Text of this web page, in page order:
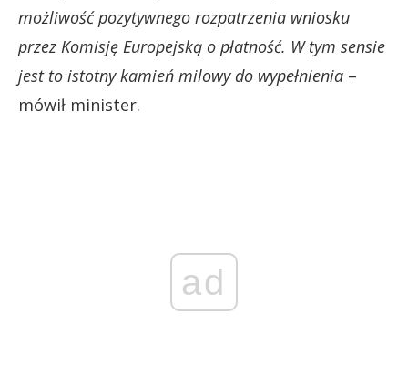
możliwość pozytywnego rozpatrzenia wniosku
przez Komisję Europejską o płatność. W tym sensie
jest to istotny kamień milowy do wypełnienia –
mówił minister.
ad